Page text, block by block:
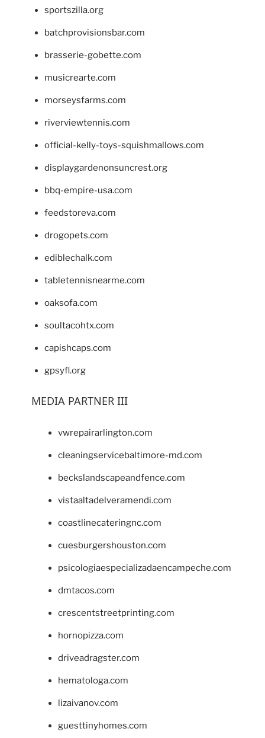
sportszilla.org
batchprovisionsbar.com
brasserie-gobette.com
musicrearte.com
morseysfarms.com
riverviewtennis.com
official-kelly-toys-squishmallows.com
displaygardenonsuncrest.org
bbq-empire-usa.com
feedstoreva.com
drogopets.com
ediblechalk.com
tabletennisnearme.com
oaksofa.com
soultacohtx.com
capishcaps.com
gpsyfl.org
MEDIA PARTNER III
vwrepairarlington.com
cleaningservicebaltimore-md.com
beckslandscapeandfence.com
vistaaltadelveramendi.com
coastlinecateringnc.com
cuesburgershouston.com
psicologiaespecializadaencampeche.com
dmtacos.com
crescentstreetprinting.com
hornopizza.com
driveadragster.com
hematologa.com
lizaivanov.com
guesttinyhomes.com